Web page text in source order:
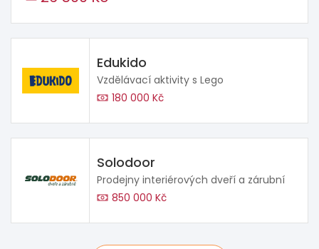
Edukido
Vzdělávací aktivity s Lego
180 000 Kč
Solodoor
Prodejny interiérových dveří a zárubní
850 000 Kč